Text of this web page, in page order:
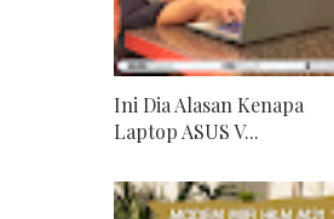
Ini Dia Alasan Kenapa
Laptop ASUS V...